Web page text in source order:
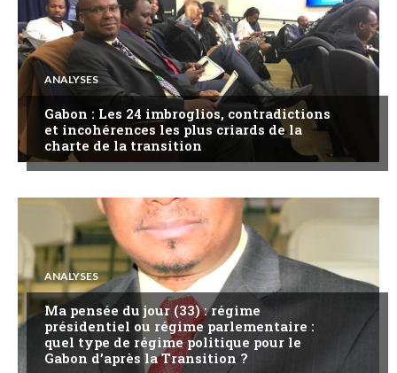
ANALYSES
Gabon : Les 24 imbroglios, contradictions
et incohérences les plus criards de la
charte de la transition
ANALYSES
Ma pensée du jour (33) : régime
présidentiel ou régime parlementaire :
quel type de régime politique pour le
Gabon d’après la Transition ?